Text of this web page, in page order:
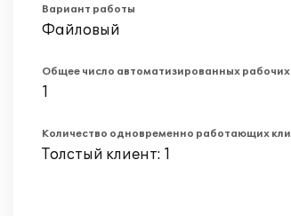
Вариант работы
Файловый
Общее число автоматизированных рабочих
1
Количество одновременно работающих
Толстый клиент: 1